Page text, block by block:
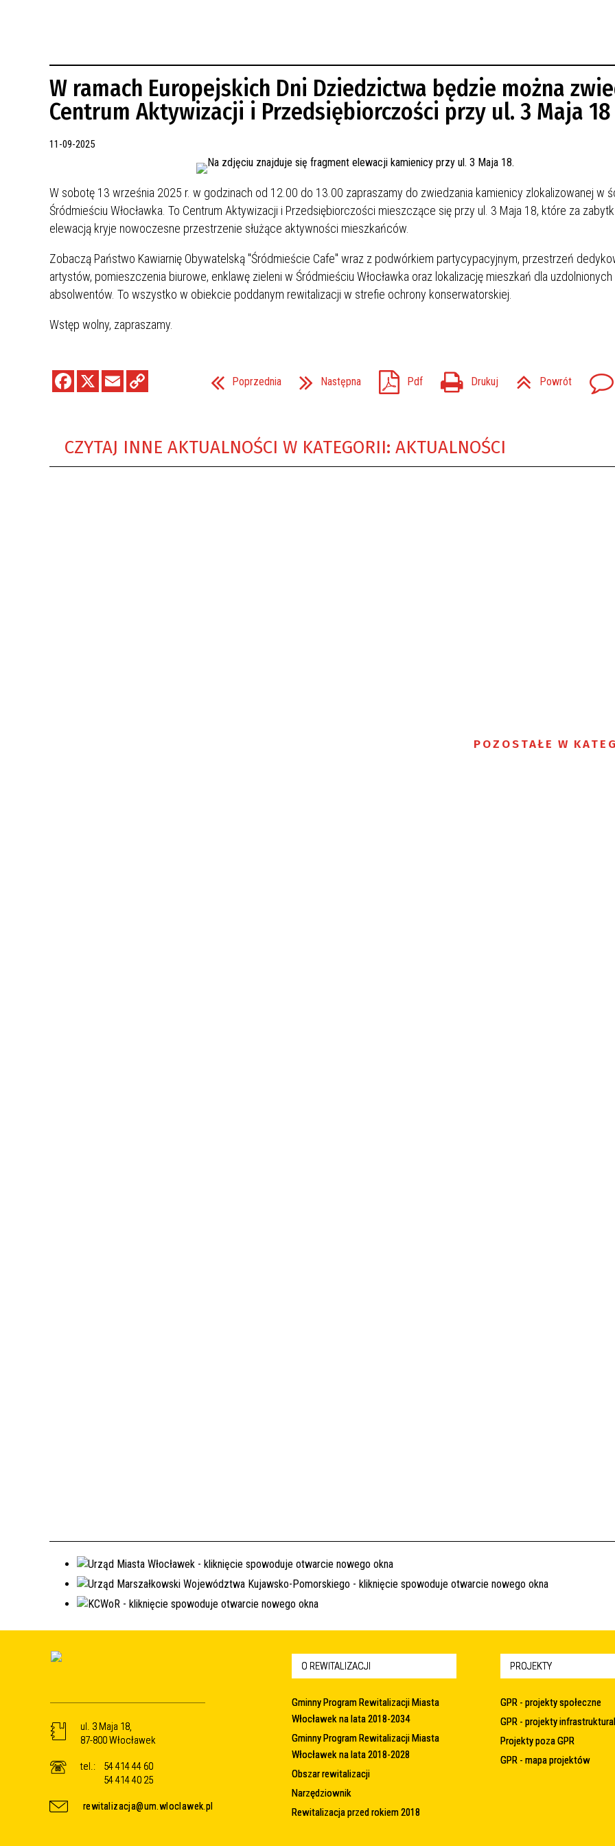
W ramach Europejskich Dni Dziedzictwa będzie można
Centrum Aktywizacji i Przedsiębiorczości przy ul. 3 Maja 18
11-09-2025
W sobotę 13 września 2025 r. w godzinach od 12.00 do 13.00 zapraszamy do zwiedzania kamienicy zlokalizowanej w
Śródmieściu Włocławka. To Centrum Aktywizacji i Przedsiębiorczości mieszczące się przy ul. 3 Maja 18, które za
elewacją kryje nowoczesne przestrzenie służące aktywności mieszkańców.
Zobaczą Państwo Kawiarnię Obywatelską "Śródmieście Cafe" wraz z podwórkiem partycypacyjnym, przestrzeń
artystów, pomieszczenia biurowe, enklawę zieleni w Śródmieściu Włocławka oraz lokalizację mieszkań dla uzdolnionych
absolwentów. To wszystko w obiekcie poddanym rewitalizacji w strefie ochrony konserwatorskiej.
Wstęp wolny, zapraszamy.
Poprzednia Następna Pdf Drukuj Powrót
CZYTAJ INNE AKTUALNOŚCI W KATEGORII: AKTUALNOŚCI
POZOSTAŁE W
ul. 3 Maja 18,
87-800 Włocławek
tel.:
54 414 44 60
54 414 40 25
rewitalizacja@um.wloclawek.pl
O REWITALIZACJI
Gminny Program Rewitalizacji Miasta
Włocławek na lata 2018-2034
Gminny Program Rewitalizacji Miasta
Włocławek na lata 2018-2028
Obszar rewitalizacji
Narzędziownik
Rewitalizacja przed rokiem 2018
PROJEKTY
GPR - projekty społeczne
GPR - projekty
Projekty poza GPR
GPR - mapa projektów